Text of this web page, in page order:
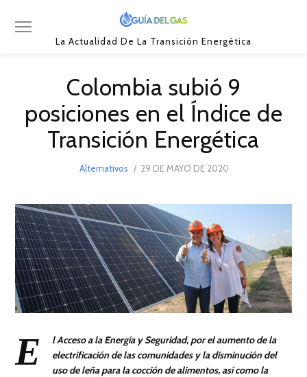
La Actualidad De La Transición Energética
Colombia subió 9
posiciones en el Índice de
Transición Energética
Alternativos
POSTED
29 DE MAYO DE 2020
E
l Acceso a la Energía y Seguridad, por el aumento de la
electrificación de las comunidades y la disminución del
uso de leña para la cocción de alimentos, así como la